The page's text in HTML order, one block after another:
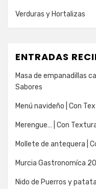
Verduras y Hortalizas
ENTRADAS
Masa de empanadillas
Sabores
Menú navideño | Con
Merengue… | Con
Mollete de antequera |
Murcia Gastronomíca
Nido de Puerros y